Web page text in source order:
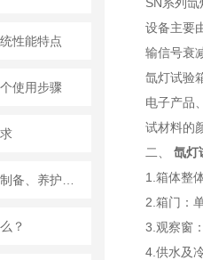
性能特点
使用步骤
？
设备主要
输信号衰
氙灯试验
电子产品
试材料的
二、 氙灯
1.箱体整
2.箱门：
3.观察窗
4.供水及